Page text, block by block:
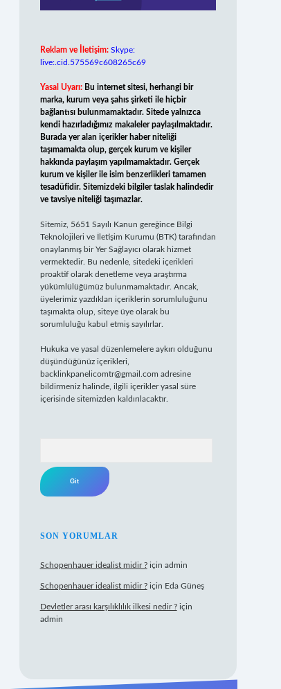
Reklam ve İletişim: Skype:
live:.cid.575569c608265c69
Yasal Uyarı: Bu internet sitesi, herhangi bir
marka, kurum veya şahıs şirketi ile hiçbir
bağlantısı bulunmamaktadır. Sitede yalnızca
kendi hazırladığımız makaleler paylaşılmaktadır.
Burada yer alan içerikler haber niteliği
taşımamakta olup, gerçek kurum ve kişiler
hakkında paylaşım yapılmamaktadır. Gerçek
kurum ve kişiler ile isim benzerlikleri tamamen
tesadüfidir. Sitemizdeki bilgiler taslak halindedir
ve tavsiye niteliği taşımazlar.
Sitemiz, 5651 Sayılı Kanun gereğince Bilgi
Teknolojileri ve İletişim Kurumu (BTK) tarafından
onaylanmış bir Yer Sağlayıcı olarak hizmet
vermektedir. Bu nedenle, sitedeki içerikleri
proaktif olarak denetleme veya araştırma
yükümlülüğümüz bulunmamaktadır. Ancak,
üyelerimiz yazdıkları içeriklerin sorumluluğunu
taşımakta olup, siteye üye olarak bu
sorumluluğu kabul etmiş sayılırlar.
Hukuka ve yasal düzenlemelere aykırı olduğunu
düşündüğünüz içerikleri,
backlinkpanelicomtr@gmail.com adresine
bildirmeniz halinde, ilgili içerikler yasal süre
içerisinde sitemizden kaldırılacaktır.
SON YORUMLAR
Schopenhauer idealist midir ?için admin
Schopenhauer idealist midir ?için Eda Güneş
Devletler arası karşılıklılık ilkesi nedir ?için
admin